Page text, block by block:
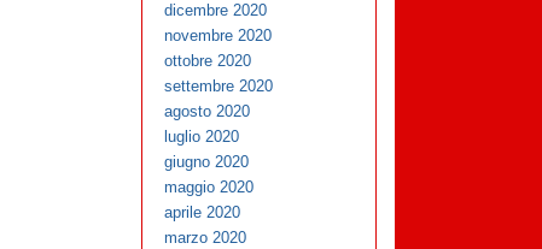
dicembre 2020
novembre 2020
ottobre 2020
settembre 2020
agosto 2020
luglio 2020
giugno 2020
maggio 2020
aprile 2020
marzo 2020